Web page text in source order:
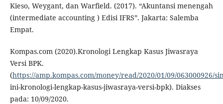
Kieso, Weygant, dan Warfield. (2017). “Akuntansi menengah
(intermediate accounting ) Edisi IFRS”. Jakarta: Salemba
Empat.
Kompas.com (2020).Kronologi Lengkap Kasus Jiwasraya
Versi BPK.
(https://amp.kompas.com/money/read/2020/01/09/063000926/
ini-kronologi-lengkap-kasus-jiwasraya-versi-bpk). Diakses
pada: 10/09/2020.